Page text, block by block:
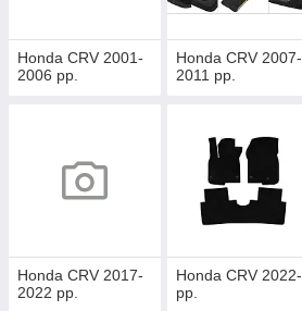
Honda CRV 2001-
2006 рр.
Honda CRV 2007-
2011 рр.
Honda CRV 2017-
2022 рр.
Honda CRV 2022-
рр.